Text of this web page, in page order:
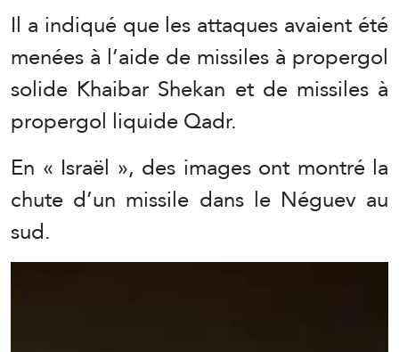
Il a indiqué que les attaques avaient été
menées à l’aide de missiles à propergol
solide Khaibar Shekan et de missiles à
propergol liquide Qadr.
En « Israël », des images ont montré la
chute d’un missile dans le Néguev au
sud.